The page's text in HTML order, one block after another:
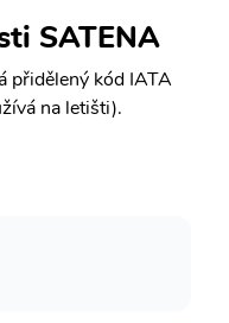
SATENA
přidělený kód IATA
na letišti).